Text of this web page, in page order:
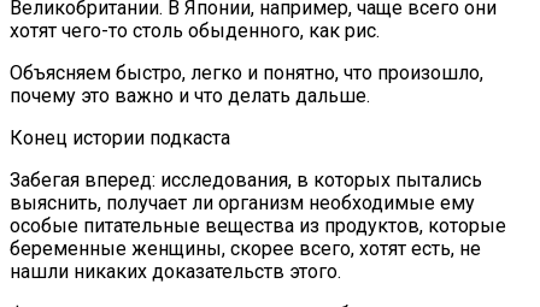
Великобритании. В Японии, например, чаще всего они
хотят чего-то столь обыденного, как рис.
Объясняем быстро, легко и понятно, что произошло,
почему это важно и что делать дальше.
Конец истории подкаста
Забегая вперед: исследования, в которых пытались
выяснить, получает ли организм необходимые ему
особые питательные вещества из продуктов, которые
беременные женщины, скорее всего, хотят есть, не
нашли никаких доказательств этого.